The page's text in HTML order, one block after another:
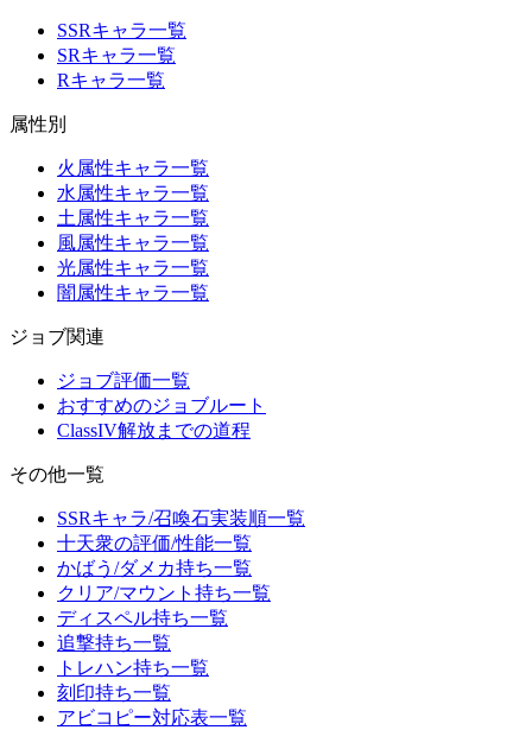
SSRキャラ一覧
SRキャラ一覧
Rキャラ一覧
属性別
火属性キャラ一覧
水属性キャラ一覧
土属性キャラ一覧
風属性キャラ一覧
光属性キャラ一覧
闇属性キャラ一覧
ジョブ関連
ジョブ評価一覧
おすすめのジョブルート
ClassIV解放までの道程
その他一覧
SSRキャラ/召喚石実装順一覧
十天衆の評価/性能一覧
かばう/ダメカ持ち一覧
クリア/マウント持ち一覧
ディスペル持ち一覧
追撃持ち一覧
トレハン持ち一覧
刻印持ち一覧
アビコピー対応表一覧